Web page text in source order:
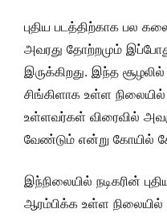
புதிய படத்திற்காக பல
அவரது தோற்றமும்
இருக்கிறது. இந்த
சிங்கிளாக உள்ள நிலையில்
உள்ளவர்கள் விரைவில்
வேண்டும் என்று கோயில்
இந்நிலையில் நடிகரின்
ஆரம்பிக்க உள்ள